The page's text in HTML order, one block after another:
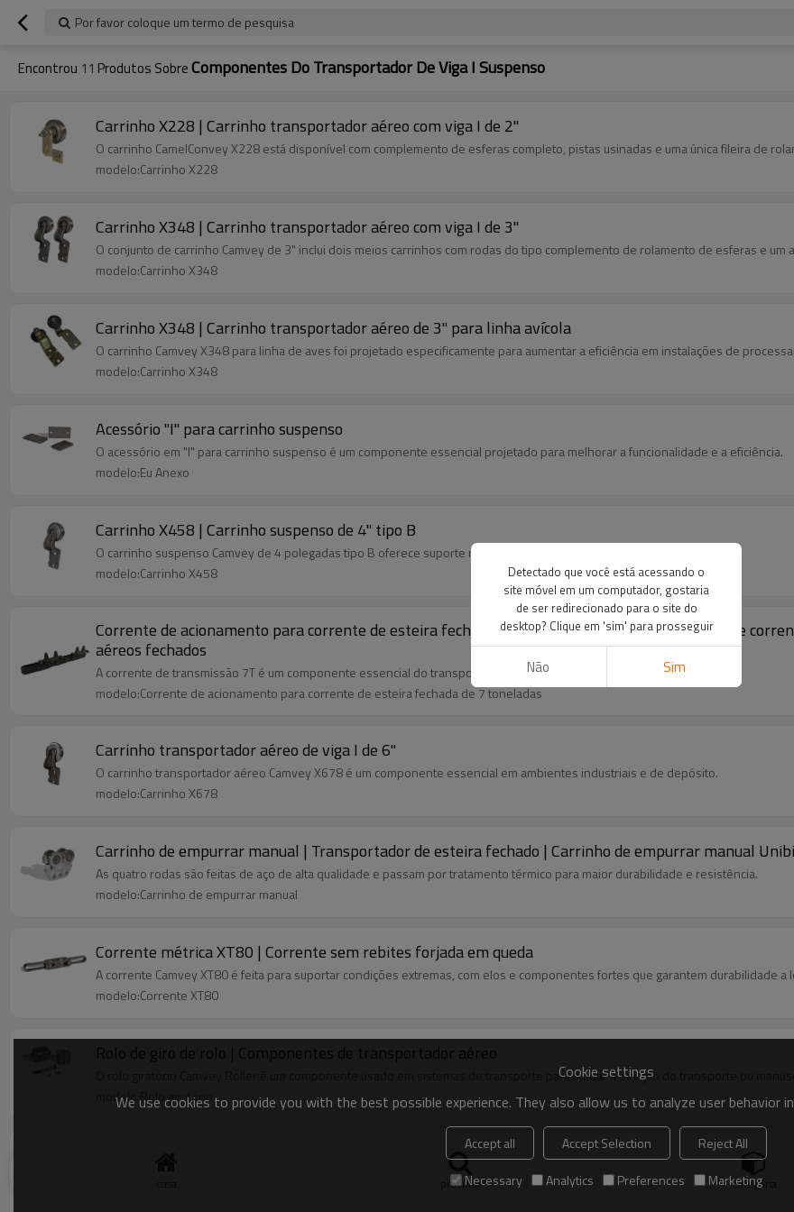
Por favor coloque um termo de pesquisa
Encontrou 11 Produtos SobreComponentes Do Transportador De Viga I Suspenso
Carrinho X228 | Carrinho transportador aéreo com viga I de 2"
O carrinho CamelConvey X228 está disponível com complemento de esferas completo, pistas usinadas e uma única fileira de
modelo:Carrinho X228
Carrinho X348 | Carrinho transportador aéreo com viga I de 3"
O conjunto de carrinho Camvey de 3" inclui dois meios carrinhos com rodas do tipo complemento de rolamento de esferas e um
modelo:Carrinho X348
Carrinho X348 | Carrinho transportador aéreo de 3" para linha avícola
O carrinho Camvey X348 para linha de aves foi projetado especificamente para aumentar a eficiência em instalações de
modelo:Carrinho X348
Acessório "I" para carrinho suspenso
O acessório em "I" para carrinho suspenso é um componente essencial projetado para melhorar a funcionalidade e a eficiência.
modelo:Eu Anexo
Carrinho X458 | Carrinho suspenso de 4" tipo B
O carrinho suspenso Camvey de 4 polegadas tipo B oferece suporte robusto e durabilidade.
modelo:Carrinho X458
Corrente de acionamento para corrente de esteira fechada de 7 toneladas | Corrente de doca de
aéreos fechados
A corrente de transmissão 7T é um componente essencial do transportador de esteira fechada de 7 toneladas.
modelo:Corrente de acionamento para corrente de esteira fechada de 7 toneladas
Carrinho transportador aéreo de viga I de 6''
O carrinho transportador aéreo Camvey X678 é um componente essencial em ambientes industriais e de depósito.
modelo:Carrinho X678
Carrinho de empurrar manual | Transportador de esteira fechado | Carrinho de empurrar manual
As quatro rodas são feitas de aço de alta qualidade e passam por tratamento térmico para maior durabilidade e resistência.
modelo:Carrinho de empurrar manual
Corrente métrica XT80 | Corrente sem rebites forjada em queda
A corrente Camvey XT80 é feita para suportar condições extremas, com elos e componentes fortes que garantem durabilidade a
modelo:Corrente XT80
Rolo de giro de rolo | Componentes de transportador aéreo
O rolo giratório Camvey Roller é um componente usado em sistemas de transporte para mudar a direção do transporte ou
modelo:Rolo giratório
Porcas e parafusos para carrinhos | Componentes para transportadores aéreos de viga I
As porcas e parafusos para carrinhos Camvey garantirão que seu carrinho transportador de viga I suspensa permaneça em ótimas
procurar categoria
Cookie settings
We use cookies to provide you with the best possible experience. They also allow us to analyze user
Accept all Accept Selection
Reject All
Necessary
Analytics Preferences Marketing
Detectado que você está acessando o
site móvel em um computador, gostaria
de ser redirecionado para o site do
desktop? Clique em 'sim' para prosseguir
Não Sim